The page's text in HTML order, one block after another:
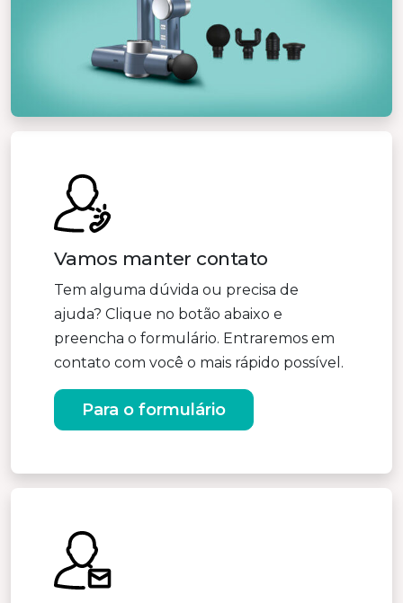
Vamos manter contato
Tem alguma dúvida ou precisa de
ajuda? Clique no botão abaixo e
preencha o formulário. Entraremos em
contato com você o mais rápido possível.
Para o formulário